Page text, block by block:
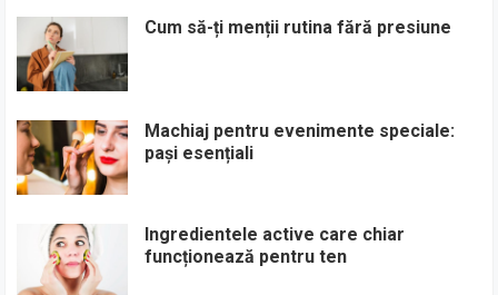
Cum să-ți menții rutina fără presiune
Machiaj pentru evenimente speciale:
pași esențiali
Ingredientele active care chiar
funcționează pentru ten